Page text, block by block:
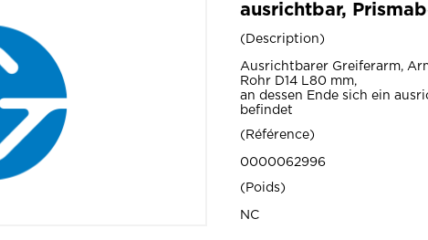
ausrichtbar,
Description
Ausrichtbarer Greiferarm,
Rohr D14 L80 mm,
an dessen Ende sich ein
befindet
Référence
0000062996
Poids
NC